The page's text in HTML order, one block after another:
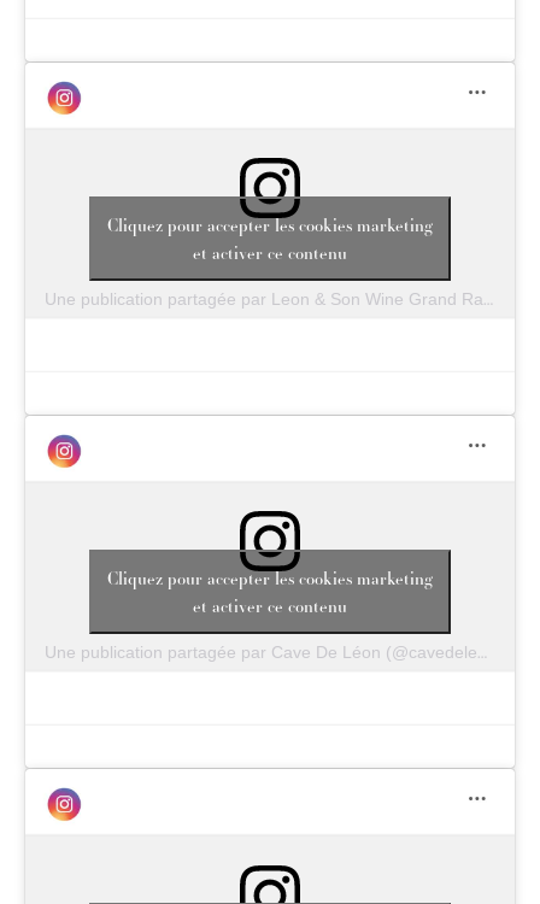
Une publication partagée par Leon & Son Wine Grand Rapids (@leonandsongr)
Cliquez pour accepter les cookies marketing
et activer ce contenu
Une publication partagée par Cave De Léon (@cavedeleon)
Cliquez pour accepter les cookies marketing
et activer ce contenu